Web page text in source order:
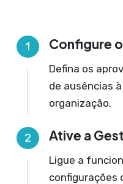
1 Configure
Defina os
de ausências
organização.
2 Ative a
Ligue a
configurações